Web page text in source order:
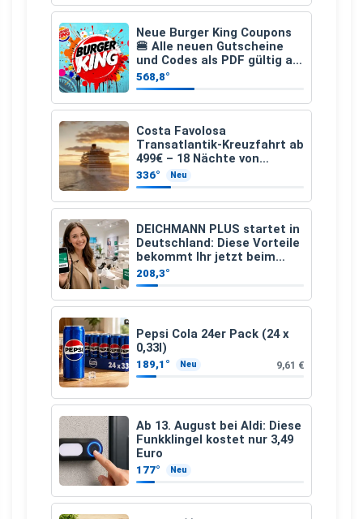
Neue Burger King Coupons
🍔 Alle neuen Gutscheine
und Codes als PDF gültig ab
25.07.2026 bis 04.09.2026
568,8°
Costa Favolosa
Transatlantik-Kreuzfahrt ab
499€ – 18 Nächte von
Hamburg nach Guadeloupe
336° Neu
DEICHMANN PLUS startet in
Deutschland: Diese Vorteile
bekommt Ihr jetzt beim
Schuhkauf
208,3°
Pepsi Cola 24er Pack (24 x
0,33l)
189,1° Neu 9,61 €
Ab 13. August bei Aldi: Diese
Funkklingel kostet nur 3,49
Euro
177° Neu